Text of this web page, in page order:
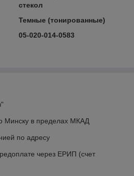
стекол
Темные (тонированные)
05-020-014-0583
Минску в пределах МКАД
по адресу
через ЕРИП (счет